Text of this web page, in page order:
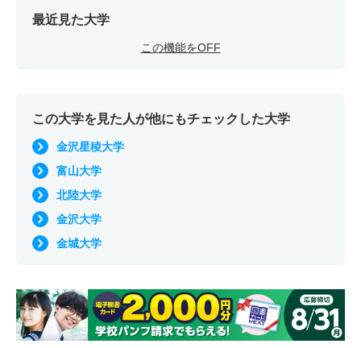
最近見た大学
この機能をOFF
この大学を見た人が他にもチェックした大学
金沢星稜大学
富山大学
北陸大学
金沢大学
金城大学